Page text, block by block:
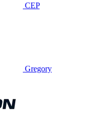
CEP
Gregory